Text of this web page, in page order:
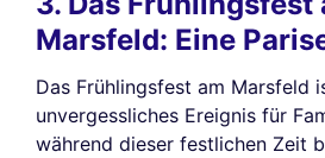
Marsfeld: Eine
Das Frühlingsfest am Marsfeld
unvergessliches Ereignis für
während dieser festlichen Zeit